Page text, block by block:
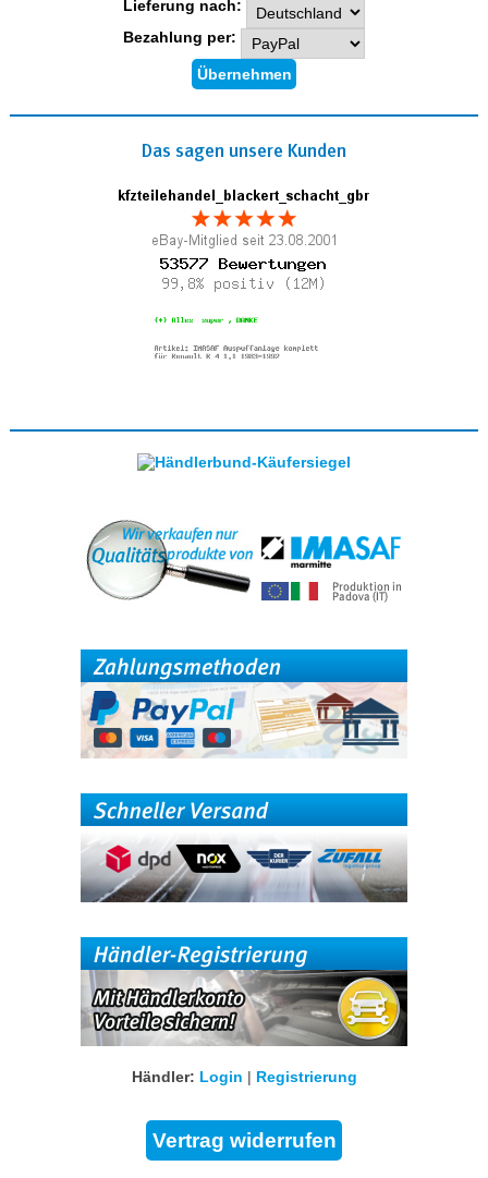
Lieferung nach:
Bezahlung per:
Das sagen unsere Kunden
Händler: Login | Registrierung